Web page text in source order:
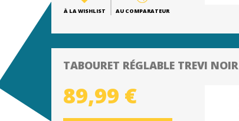
À LA WISHLIST AU COMPARATEUR
TABOURET RÉGLABLE TREVI NOIR
89,99 €